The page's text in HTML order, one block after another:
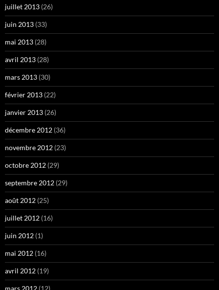
juillet 2013 (26)
juin 2013 (33)
mai 2013 (28)
avril 2013 (28)
mars 2013 (30)
février 2013 (22)
janvier 2013 (26)
décembre 2012 (36)
novembre 2012 (23)
octobre 2012 (29)
septembre 2012 (29)
août 2012 (25)
juillet 2012 (16)
juin 2012 (1)
mai 2012 (16)
avril 2012 (19)